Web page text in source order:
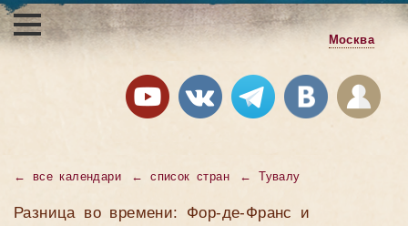
Москва
← все календари ←список стран ← Тувалу
Разница во времени: Фор-де-Франс и